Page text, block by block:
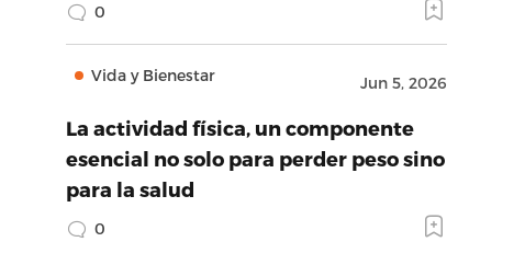
0
Vida y Bienestar Jun 5, 2026
La actividad física, un componente
esencial no solo para perder peso sino
para la salud
0